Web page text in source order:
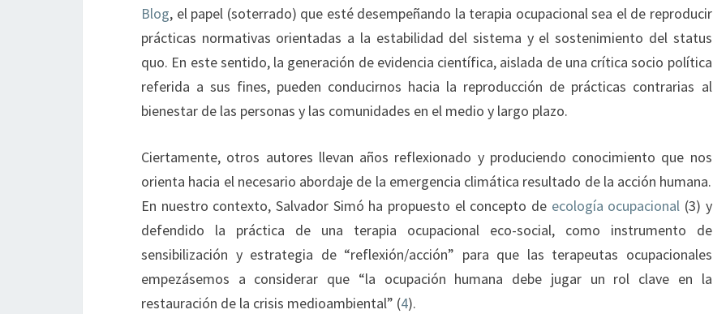
Blog, el papel (soterrado) que esté desempeñando la terapia ocupacional sea el de reproducir
prácticas normativas orientadas a la estabilidad del sistema y el sostenimiento del status
quo. En este sentido, la generación de evidencia científica, aislada de una crítica socio política
referida a sus fines, pueden conducirnos hacia la reproducción de prácticas contrarias al
bienestar de las personas y las comunidades en el medio y largo plazo.
Ciertamente, otros autores llevan años reflexionado y produciendo conocimiento que nos
orienta hacia el necesario abordaje de la emergencia climática resultado de la acción humana.
En nuestro contexto, Salvador Simó ha propuesto el concepto de ecología ocupacional (3) y
defendido la práctica de una terapia ocupacional eco-social, como instrumento de
sensibilización y estrategia de “reflexión/acción” para que las terapeutas ocupacionales
empezásemos a considerar que “la ocupación humana debe jugar un rol clave en la
restauración de la crisis medioambiental” (4).